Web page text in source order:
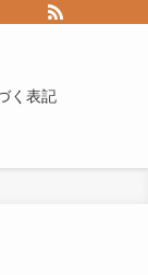
く表記